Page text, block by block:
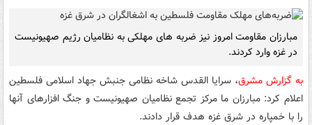
مبارزان مقاومت امروز نیز ضربه های مهلکی به نظامیان رژیم صهیونیست
در غزه وارد کردند.
به گزارش مشرق، سرایا القدس شاخه نظامی جنبش جهاد اسلامی فلسطین
اعلام کرد: مبارزان ما مرکز تجمع نظامیان صهیونیست و جنگ افزارهای آنها
را با خمپاره در شرق غزه هدف قرار دادند.